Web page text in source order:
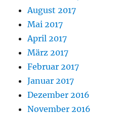
August 2017
Mai 2017
April 2017
März 2017
Februar 2017
Januar 2017
Dezember 2016
November 2016